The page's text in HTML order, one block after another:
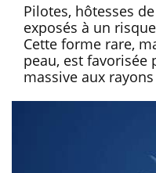
Pilotes, hôtesses
exposés à un
Cette forme rare,
peau, est favorisée
massive aux rayons